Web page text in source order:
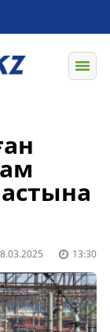
13:30